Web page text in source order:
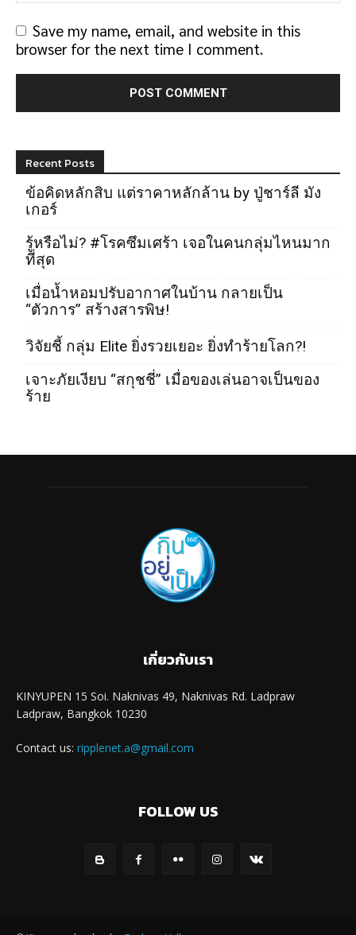
Save my name, email, and website in this
browser for the next time I comment.
Recent Posts
ข้อคิดหลักสิบ แต่ราคาหลักล้าน by ปู่ชาร์ลี มัง
เกอร์
รู้หรือไม่? #โรคซึมเศร้า เจอในคนกลุ่มไหนมาก
ที่สุด
เมื่อน้ำหอมปรับอากาศในบ้าน กลายเป็น
“ตัวการ” สร้างสารพิษ!
วิจัยชี้ กลุ่ม Elite ยิ่งรวยเยอะ ยิ่งทำร้ายโลก?!
เจาะภัยเงียบ “สกุชชี่” เมื่อของเล่นอาจเป็นของ
ร้าย
เกี่ยวกับเรา
KINYUPEN 15 Soi. Naknivas 49, Naknivas Rd. Ladpraw
Ladpraw, Bangkok 10230
Contact us: ripplenet.a@gmail.com
FOLLOW US